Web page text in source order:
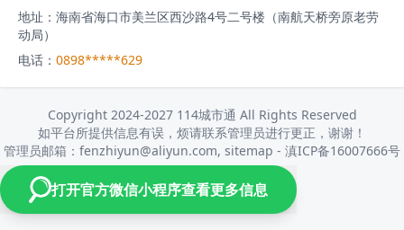
地址： 海南省海口市美兰区西沙路4号二号楼（南航天桥旁原老劳
动局）
电话： 0898*****629
打开官方微信小程序查看更多信息
Copyright 2024-2027 114城市通 All Rights Reserved
如平台所提供信息有误，烦请联系管理员进行更正，谢谢！
管理员邮箱：fenzhiyun@aliyun.com, sitemap - 滇ICP备16007666号